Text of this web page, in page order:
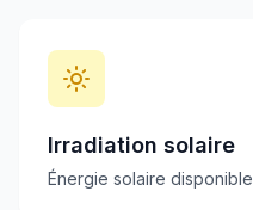
Irradiation solaire
Énergie solaire disponible